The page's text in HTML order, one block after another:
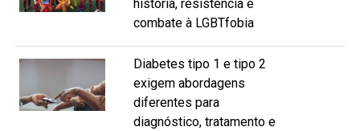
história, resistência e
combate à LGBTfobia
Diabetes tipo 1 e tipo 2
exigem abordagens
diferentes para
diagnóstico, tratamento e